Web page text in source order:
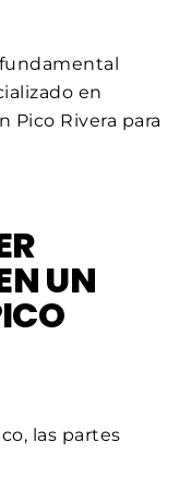
en
Pico Rivera para
UN
las partes